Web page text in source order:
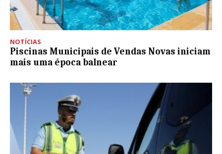
NOTÍCIAS
Piscinas Municipais de Vendas Novas iniciam
mais uma época balnear